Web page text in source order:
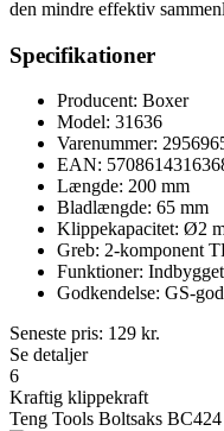
den mindre effektiv
Specifikationer
Producent: Boxer
Model: 31636
Varenummer:
EAN:
Længde: 200 mm
Bladlængde: 65 mm
Klippekapacitet: Ø2
Greb: 2-komponent
Funktioner:
Godkendelse: GS-
Seneste pris: 129 kr.
Se detaljer
6
Kraftig klippekraft
Teng Tools Boltsaks